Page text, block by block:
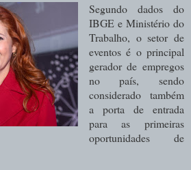
Segundo dados do
IBGE e Ministério do
Trabalho, o setor de
eventos é o principal
gerador de empregos
no país, sendo
considerado também
a porta de entrada
para as primeiras
oportunidades de